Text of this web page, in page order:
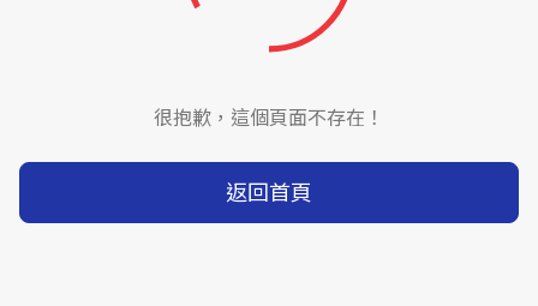
很抱歉，這個頁面不存在！
返回首頁